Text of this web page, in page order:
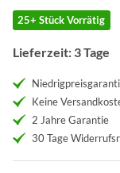
25+ Stück Vorrätig
Lieferzeit: 3 Tage
Keine
2 Jahre Garantie
30 Tage